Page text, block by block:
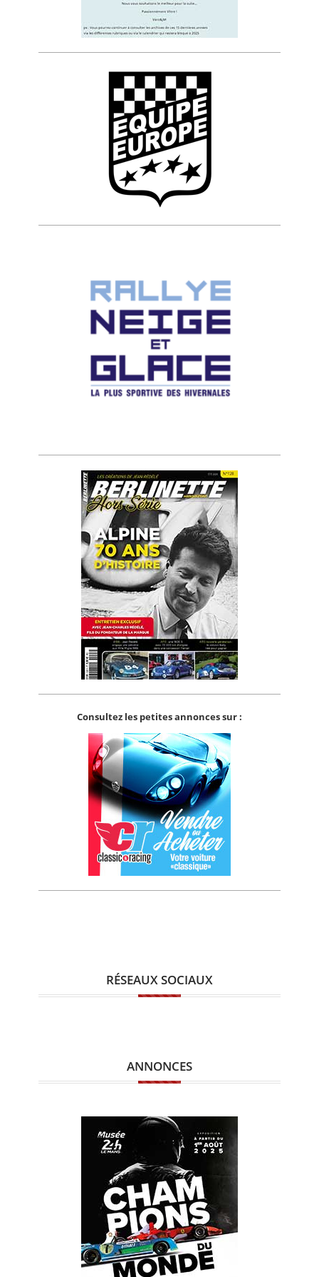
Consultez les petites annonces sur :
RÉSEAUX SOCIAUX
ANNONCES